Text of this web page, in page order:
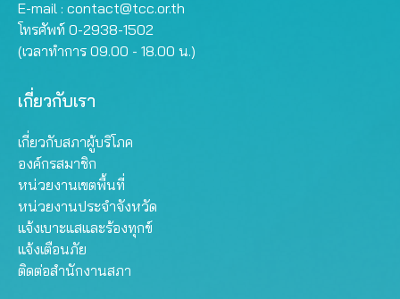
E-mail : contact@tcc.or.th
โทรศัพท์ 0-2938-1502
(เวลาทำการ 09.00 - 18.00 น.)
เกี่ยวกับเรา
เกี่ยวกับสภาผู้บริโภค
องค์กรสมาชิก
หน่วยงานเขตพื้นที่
หน่วยงานประจำจังหวัด
แจ้งเบาะแสและร้องทุกข์
แจ้งเตือนภัย
ติดต่อสำนักงานสภา